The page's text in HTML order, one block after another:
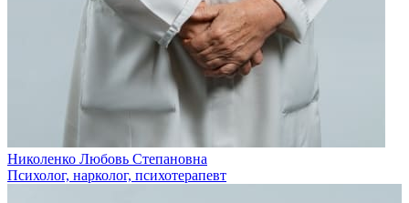
Николенко Любовь Степановна
Психолог, нарколог, психотерапевт